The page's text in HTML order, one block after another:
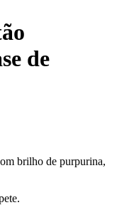
de
brilho de purpurina,